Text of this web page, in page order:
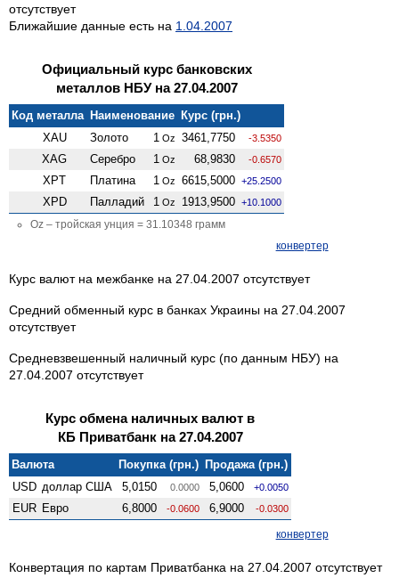
отсутствует
Ближайшие данные есть на 1.04.2007
Официальный курс банковских
металлов НБУ на 27.04.2007
Код металла Наименование Курс (грн.)
XAU
Золото 1 Oz 3461,7750 -3.5350
XAG Серебро 1 Oz 68,9830 -0.6570
XPT Платина 1 Oz 6615,5000 +25.2500
XPD Палладий 1 Oz 1913,9500 +10.1000
Oz – тройская унция = 31.10348 грамм
конвертер
Курс валют на межбанке на 27.04.2007 отсутствует
Средний обменный курс в банках Украины на 27.04.2007
отсутствует
Средневзвешенный наличный курс (по данным НБУ) на
27.04.2007 отсутствует
Курс обмена наличных валют в
КБ Приватбанк на 27.04.2007
Валюта Покупка (грн.) Продажа (грн.)
USD доллар США 5,0150 0.0000 5,0600 +0.0050
EUR Евро 6,8000 -0.0600 6,9000 -0.0300
конвертер
Конвертация по картам Приватбанка на 27.04.2007 отсутствует